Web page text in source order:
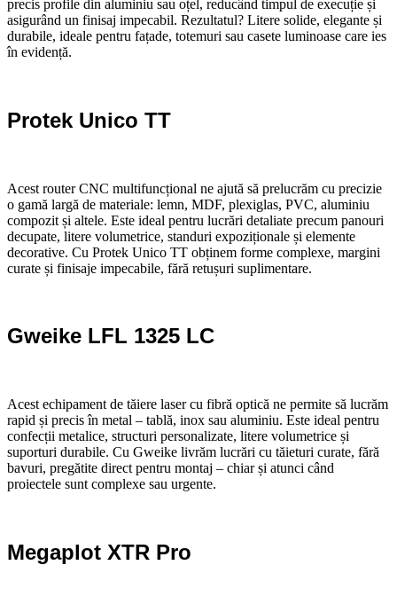
precis profile din aluminiu sau oțel, reducând timpul de execuție și
asigurând un finisaj impecabil. Rezultatul? Litere solide, elegante și
durabile, ideale pentru fațade, totemuri sau casete luminoase care ies
în evidență.
Protek Unico TT
Acest router CNC multifuncțional ne ajută să prelucrăm cu precizie
o gamă largă de materiale: lemn, MDF, plexiglas, PVC, aluminiu
compozit și altele. Este ideal pentru lucrări detaliate precum panouri
decupate, litere volumetrice, standuri expoziționale și elemente
decorative. Cu Protek Unico TT obținem forme complexe, margini
curate și finisaje impecabile, fără retușuri suplimentare.
Gweike LFL 1325 LC
Acest echipament de tăiere laser cu fibră optică ne permite să lucrăm
rapid și precis în metal – tablă, inox sau aluminiu. Este ideal pentru
confecții metalice, structuri personalizate, litere volumetrice și
suporturi durabile. Cu Gweike livrăm lucrări cu tăieturi curate, fără
bavuri, pregătite direct pentru montaj – chiar și atunci când
proiectele sunt complexe sau urgente.
Megaplot XTR Pro